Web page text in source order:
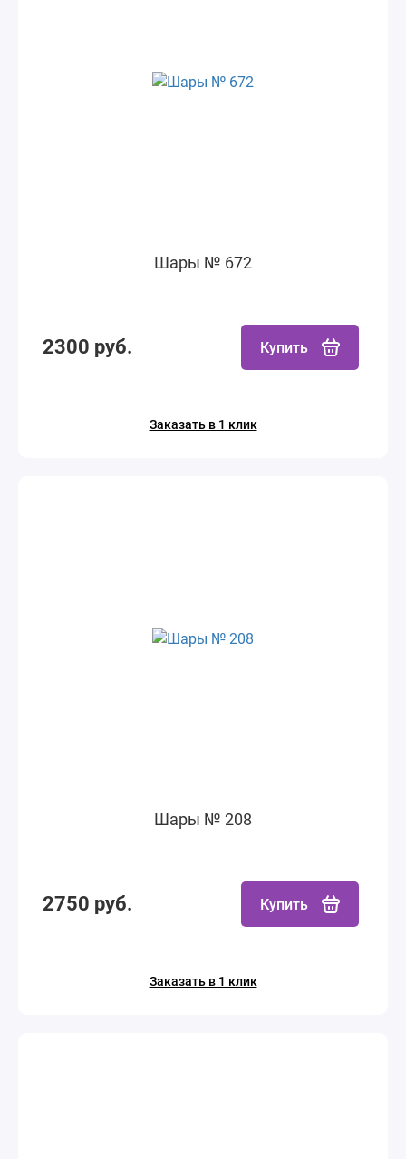
Шары № 672
2300 руб. Купить
Заказать в 1 клик
Шары № 208
2750 руб. Купить
Заказать в 1 клик